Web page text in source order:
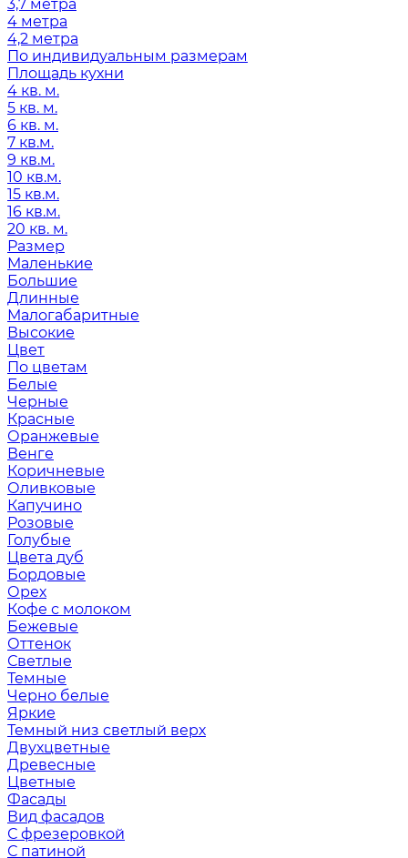
3,7 метра
4 метра
4,2 метра
По индивидуальным размерам
Площадь кухни
4 кв. м.
5 кв. м.
6 кв. м.
7 кв.м.
9 кв.м.
10 кв.м.
15 кв.м.
16 кв.м.
20 кв. м.
Размер
Маленькие
Большие
Длинные
Малогабаритные
Высокие
Цвет
По цветам
Белые
Черные
Красные
Оранжевые
Венге
Коричневые
Оливковые
Капучино
Розовые
Голубые
Цвета дуб
Бордовые
Орех
Кофе с молоком
Бежевые
Оттенок
Светлые
Темные
Черно белые
Яркие
Темный низ светлый верх
Двухцветные
Древесные
Цветные
Фасады
Вид фасадов
С фрезеровкой
С патиной